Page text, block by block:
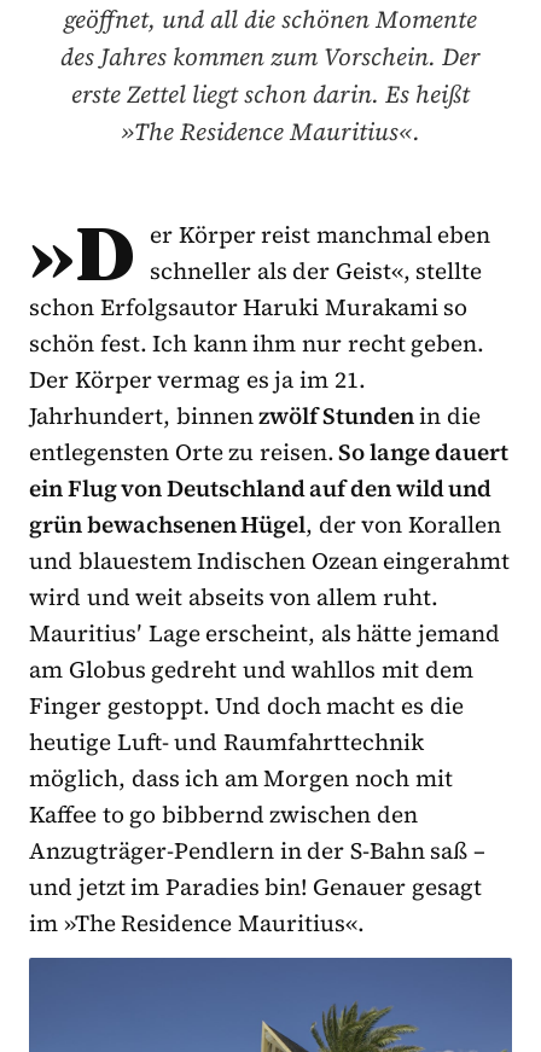
geöffnet, und all die schönen Momente
des Jahres kommen zum Vorschein. Der
erste Zettel liegt schon darin. Es heißt
»The Residence Mauritius«.
»D er Körper reist manchmal eben
schneller als der Geist«, stellte
schon Erfolgsautor Haruki Murakami so
schön fest. Ich kann ihm nur recht geben.
Der Körper vermag es ja im 21.
Jahrhundert, binnenzwölf Stundenin die
entlegensten Orte zu reisen.So lange dauert
ein Flug von Deutschland auf den wild und
grün bewachsenen Hügel, der von Korallen
und blauestem Indischen Ozean eingerahmt
wird und weit abseits von allem ruht.
Mauritius′ Lage erscheint, als hätte jemand
am Globus gedreht und wahllos mit dem
Finger gestoppt. Und doch macht es die
heutige Luft- und Raumfahrttechnik
möglich, dass ich am Morgen noch mit
Kaffee to go bibbernd zwischen den
Anzugträger-Pendlern in der S-Bahn saß –
und jetzt im Paradies bin! Genauer gesagt
im »The Residence Mauritius«.